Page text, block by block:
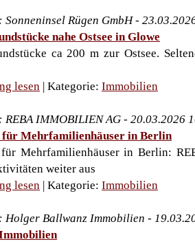
Sonneninsel Rügen GmbH -
nahe Ostsee in Glowe
ca 200 m zur Ostsee.
lesen | Kategorie: Immobilien
REBA IMMOBILIEN AG - 20.03.2026
Mehrfamilienhäuser in Berlin
Mehrfamilienhäuser in Berlin:
weiter aus
lesen | Kategorie: Immobilien
Holger Ballwanz Immobilien -